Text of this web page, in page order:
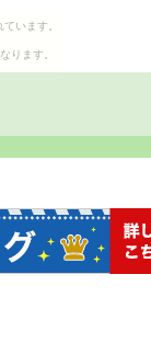
います。
ります。